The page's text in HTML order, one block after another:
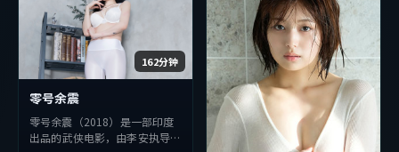
162分钟
零号余震
零号余震（2018）是一部印度
出品的武侠电影，由李安执导，